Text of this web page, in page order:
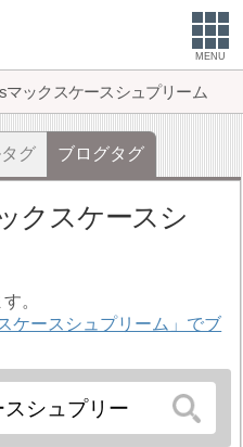
MENU
マックスケースシュプリーム
グ ブログタグ
クスケースシ
。
ケースシュプリーム」でブ